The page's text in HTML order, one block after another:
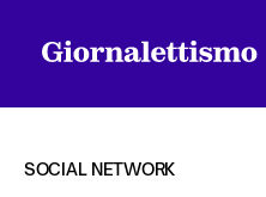
SOCIAL NETWORK